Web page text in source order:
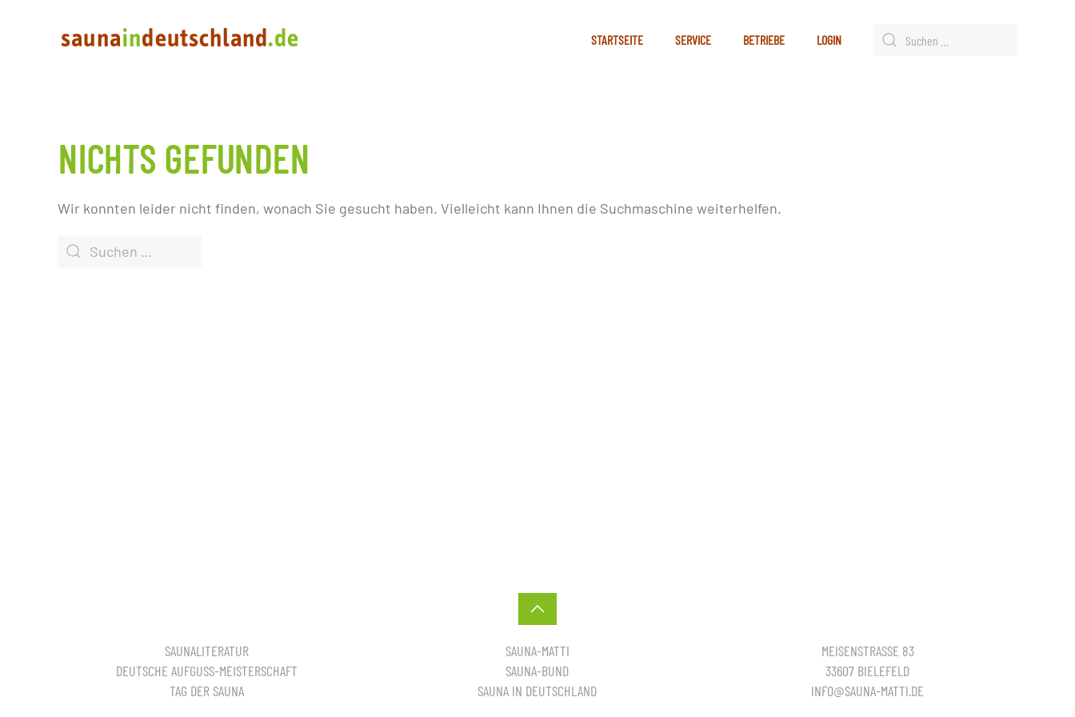
STARTSEITE SERVICE BETRIEBE LOGIN
NICHTS GEFUNDEN
Wir konnten leider nicht finden, wonach Sie gesucht haben. Vielleicht kann Ihnen die Suchmaschine weiterhelfen.
SAUNALITERATUR
DEUTSCHE AUFGUSS-MEISTERSCHAFT
TAG DER SAUNA
SAUNA-MATTI
SAUNA-BUND
SAUNA IN DEUTSCHLAND
MEISENSTRASSE 83
33607 BIELEFELD
INFO@SAUNA-MATTI.DE